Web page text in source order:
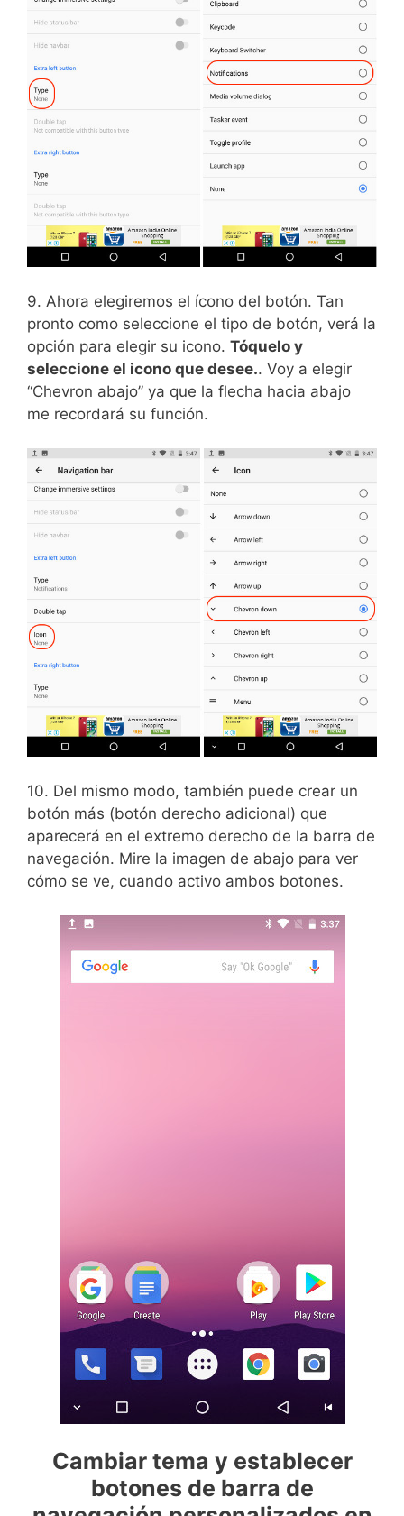
9. Ahora elegiremos el ícono del botón. Tan
pronto como seleccione el tipo de botón, verá la
opción para elegir su icono. Tóquelo y
seleccione el icono que desee.. Voy a elegir
“Chevron abajo” ya que la flecha hacia abajo
me recordará su función.
10. Del mismo modo, también puede crear un
botón más (botón derecho adicional) que
aparecerá en el extremo derecho de la barra de
navegación. Mire la imagen de abajo para ver
cómo se ve, cuando activo ambos botones.
Cambiar tema y establecer
botones de barra de